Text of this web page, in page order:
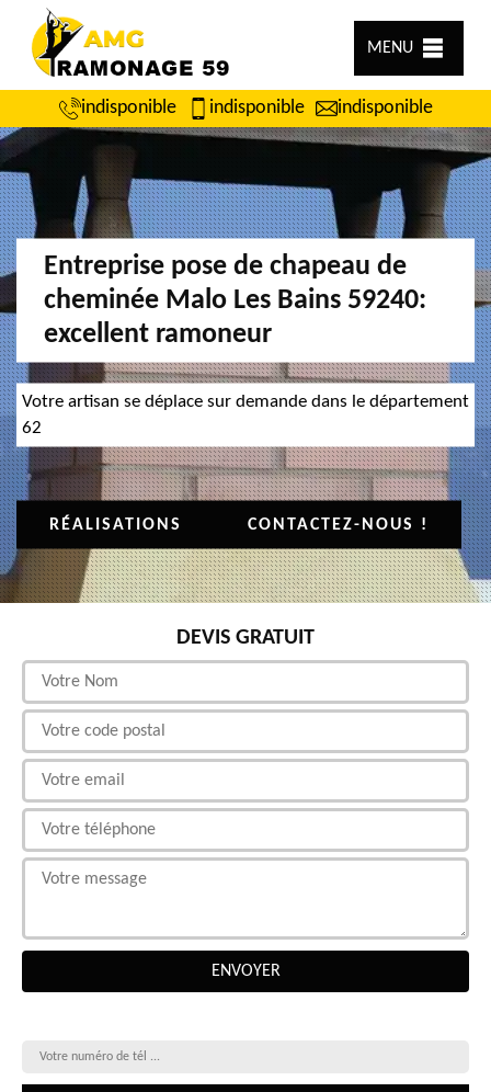
MENU
indisponible indisponible indisponible
Entreprise pose de chapeau de
cheminée Malo Les Bains 59240:
excellent ramoneur
Votre artisan se déplace sur demande dans le département
62
RÉALISATIONS CONTACTEZ-NOUS !
DEVIS GRATUIT